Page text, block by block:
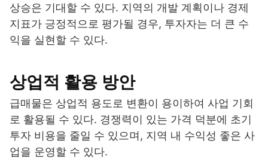
상승은 기대할 수 있다. 지역의 개발 계획이나 경제
지표가 긍정적으로 평가될 경우, 투자자는 더 큰 수
익을 실현할 수 있다.
상업적 활용 방안
급매물은 상업적 용도로 변환이 용이하여 사업 기회
로 활용될 수 있다. 경쟁력이 있는 가격 덕분에 초기
투자 비용을 줄일 수 있으며, 지역 내 수익성 좋은 사
업을 운영할 수 있다.